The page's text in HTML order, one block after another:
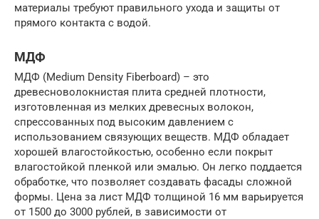
материалы требуют правильного ухода и защиты от
прямого контакта с водой.
МДФ
МДФ (Medium Density Fiberboard) – это
древесноволокнистая плита средней плотности,
изготовленная из мелких древесных волокон,
спрессованных под высоким давлением с
использованием связующих веществ. МДФ обладает
хорошей влагостойкостью, особенно если покрыт
влагостойкой пленкой или эмалью. Он легко поддается
обработке, что позволяет создавать фасады сложной
формы. Цена за лист МДФ толщиной 16 мм варьируется
от 1500 до 3000 рублей, в зависимости от